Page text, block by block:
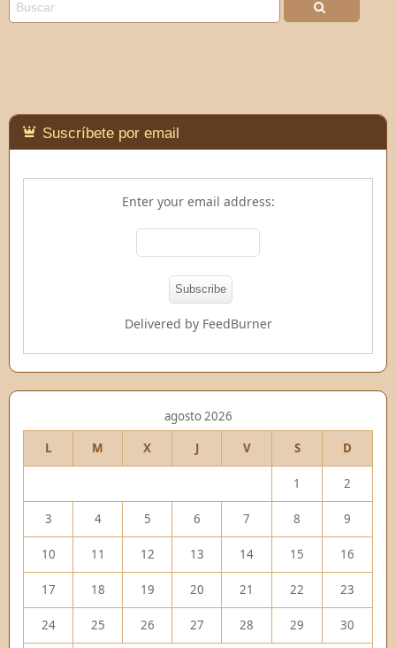
Suscríbete por email
Enter your email address:
Delivered by FeedBurner
agosto 2026
L
M X J V S D
1 2
3 4 5 6 7 8 9
10 11 12 13 14 15 16
17 18 19 20 21 22 23
24 25 26 27 28 29 30